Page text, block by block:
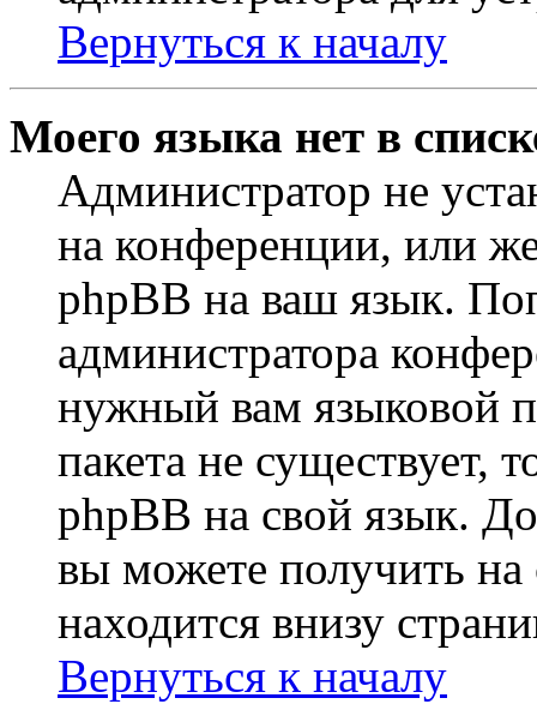
Вернуться к началу
Моего языка нет в
Администратор не
на конференции, или
phpBB на ваш язык.
администратора
нужный вам языковой
пакета не существует,
phpBB на свой язык.
вы можете получить на
находится внизу
Вернуться к началу